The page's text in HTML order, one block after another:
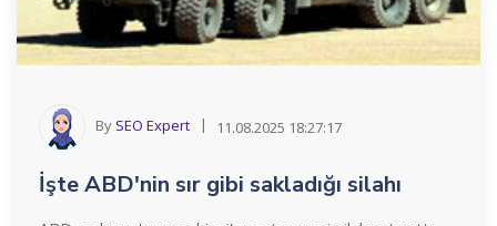
By SEO Expert 11.08.2025 18:27:17
İşte ABD'nin sır gibi sakladığı silahı